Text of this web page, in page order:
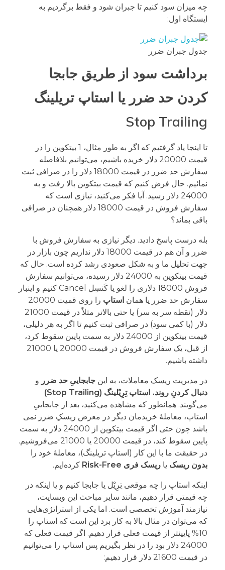
چه میزان سود کنیم تا جبران شود و فقط برگردیم به
ایستگاه اول:
جدول جبران ضرر
برداشت سود از طریق جابجا
کردن حد ضرر یا استاپ تریلینگ
Stop Trailing
تا اینجا یاد گرفتیم که اگر به طور مثال، 1 بیتکوین را در
قیمت 20000 دلار خریده باشیم، می‌توانیم بلافاصله
سفارش حد ضرر در قیمت 18000 دلار را در صرافی ثبت
نمائیم. حال فرض کنیم که قیمت بیتکوین بالا رفت و به
24000 دلار رسید. آیا فکر می‌کنید، نیازی است که
سفارش فروش در قیمت 18000 دلار همچنان در صرافی
باقی بماند؟
بله درست پاسخ دادید. دیگر نیازی به سفارش فروش با
ضرر و آن هم در قیمت 18000 دلار نداریم چون بازار در
جهت تحلیل ما و به شکل صعودی رشد کرده است. حال که
قیمت بیتکوین به 24000 دلار رسیده، می‌توانیم سفارش
فروش 18000 دلاری را لغو یا کَنسِل Cancel کنیم و اینبار
سفارش حد ضرر یا همان استاپ
را روی قمیت 20000
دلار (نقطه سر به سر) یا حتی بالاتر مثلاً در قیمت 21000
دلار (با کمی سود) در صرافی ثبت کنیم تا اگر به هر دلیلی،
قیمت بیتکوین از 24000 دلار به سمت پایین سقوط کرد،
از قبل، یک سفارش فروش در قیمت 20000 یا 21000
داشته باشیم.
در مدیریت ریسک معاملات، به این جابجاییِ حد ضرر و
دنبال کردنِ روند، استاپ تِرِیْلینگ (Stop Trailing)
می‌گویند. همانطور که مشاهده می‌کنید، بعد از جابجاییِ
استاپ، معاملۀ خریدمان دیگر در معرض ریسکِ ضرر نمی
باشد چون حتی اگر قیمت بیتکوین از 24000 دلار به سمت
پایین سقوط کند، در قیمت 20000 یا 21000 می‌فروشیم.
در حقیقت ما با این کار (استاپ تریلینگ)، معاملۀ خود را
بدون ریسک یا ریسک فری Risk-Free کرده‌ایم.
اینکه استاپ را چه موقعی تِرِیْل یا جابجا کنیم و یا اینکه در
چه قیمتی قرار دهیم، مانند سایر مباحث این وبسایت،
نیازمند آموزش تخصصی است. اما یکی از استراتژی‌هایی
که می‌توان در مثال بالا به کار برد این است که استاپ را
10% پایینتر از قیمت فعلی قرار دهیم. اگر قیمت فعلی که
24000 دلار بود را در نظر بگیریم پس استاپ را می‌توانیم
در قیمت 21600 دلار قرار دهیم: